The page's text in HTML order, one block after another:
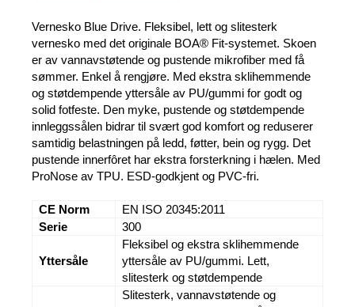
Vernesko Blue Drive. Fleksibel, lett og slitesterk
vernesko med det originale BOA® Fit-systemet. Skoen
er av vannavstøtende og pustende mikrofiber med få
sømmer. Enkel å rengjøre. Med ekstra sklihemmende
og støtdempende yttersåle av PU/gummi for godt og
solid fotfeste. Den myke, pustende og støtdempende
innleggssålen bidrar til svært god komfort og reduserer
samtidig belastningen på ledd, føtter, bein og rygg. Det
pustende innerfôret har ekstra forsterkning i hælen. Med
ProNose av TPU. ESD-godkjent og PVC-fri.
CE Norm
EN ISO 20345:2011
Serie
300
Yttersåle
Fleksibel og ekstra sklihemmende
yttersåle av PU/gummi. Lett,
slitesterk og støtdempende
Slitesterk, vannavstøtende og